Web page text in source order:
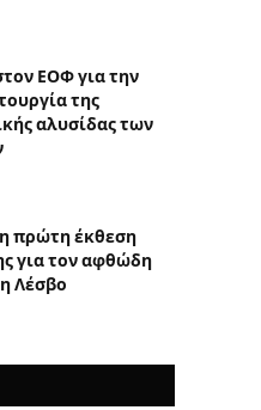
ΕΟΦ για την
της
αλυσίδας των
η πρώτη έκθεση
για τον αφθώδη
Λέσβο